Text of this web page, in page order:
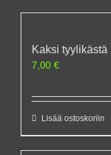
Kaksi tyylikästä
7,00 €
Lisää ostoskoriin